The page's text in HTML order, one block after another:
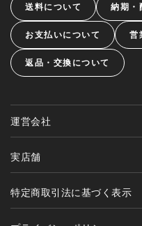
送料について 納期・
お支払いについて 営
返品・交換について
運営会社
実店舗
特定商取引法に基づく表示